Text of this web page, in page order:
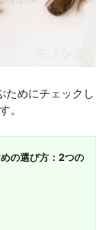
ためにチェックし
。
の選び方：2つの